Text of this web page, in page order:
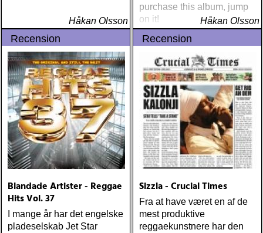
Håkan Olsson
purchase this album, jump
on it!
Håkan Olsson
Recension
Blandade Artister - Reggae
Hits Vol. 37
I mange år har det engelske
pladeselskab Jet Star
Recension
Sizzla - Crucial Times
Fra at have været en af de
mest produktive
reggaekunstnere har den